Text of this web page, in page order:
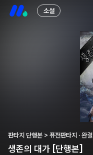
소설
판타지 단행본 > 퓨전판타지 · 완결
생존의 대가 [단행본]